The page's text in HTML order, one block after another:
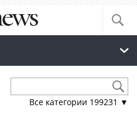
Все категории 199231 ▼